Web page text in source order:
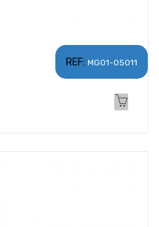
REF: MG01-05011